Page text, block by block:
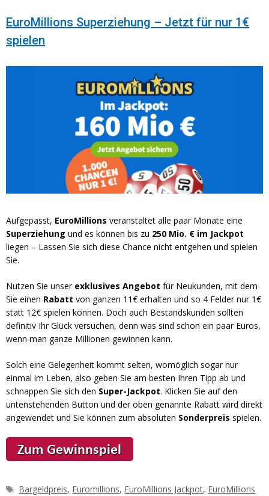
EuroMillions Superziehung – Jetzt für nur 1€
spielen
Aufgepasst, EuroMillions veranstaltet alle paar Monate eine
Superziehung und es können bis zu 250 Mio. € im Jackpot
liegen – Lassen Sie sich diese Chance nicht entgehen und spielen
Sie.
Nutzen Sie unser exklusives Angebot für Neukunden, mit dem
Sie einen Rabatt von ganzen 11€ erhalten und so 4 Felder nur 1€
statt 12€ spielen können. Doch auch Bestandskunden sollten
definitiv Ihr Glück versuchen, denn was sind schon ein paar Euros,
wenn man ganze Millionen gewinnen kann.
Solch eine Gelegenheit kommt selten, womöglich sogar nur
einmal im Leben, also geben Sie am besten Ihren Tipp ab und
schnappen Sie sich den Super-Jackpot. Klicken Sie auf den
untenstehenden Button und der oben genannte Rabatt wird direkt
angewendet und Sie können zum absoluten Sonderpreis spielen.
Schlagwörter
Bargeldpreis, Euromillions, EuroMillions Jackpot, EuroMillions